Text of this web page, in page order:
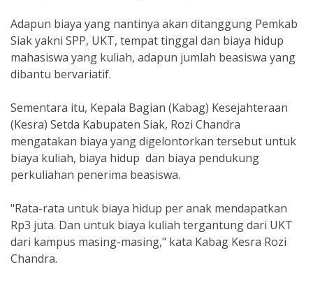
Adapun biaya yang nantinya akan ditanggung Pemkab
Siak yakni SPP, UKT, tempat tinggal dan biaya hidup
mahasiswa yang kuliah, adapun jumlah beasiswa yang
dibantu bervariatif.
Sementara itu, Kepala Bagian (Kabag) Kesejahteraan
(Kesra) Setda Kabupaten Siak, Rozi Chandra
mengatakan biaya yang digelontorkan tersebut untuk
biaya kuliah, biaya hidup dan biaya pendukung
perkuliahan penerima beasiswa.
"Rata-rata untuk biaya hidup per anak mendapatkan
Rp3 juta. Dan untuk biaya kuliah tergantung dari UKT
dari kampus masing-masing," kata Kabag Kesra Rozi
Chandra.